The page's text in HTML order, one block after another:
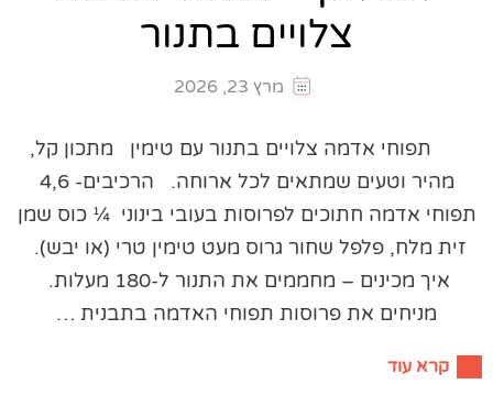
צלויים בתנור
מרץ 23, 2026
​תפוחי אדמה צלויים בתנור עם טימין ​מתכון קל,
מהיר וטעים שמתאים לכל ארוחה. ​הרכיבים- ​4,6
תפוחי אדמה חתוכים לפרוסות בעובי בינוני ​ ¼ כוס שמן
זית מלח, פלפל שחור גרוס מעט טימין טרי (או יבש). ​
איך מכינים – מחממים את התנור ל-180 מעלות. ​
מניחים את פרוסות תפוחי האדמה בתבנית …
קרא עוד